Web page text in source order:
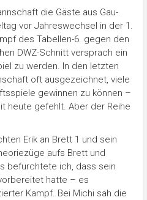
die Gäste aus Gau-
vor Jahreswechsel in der 1.
des Tabellen-6. gegen den
DWZ-Schnitt versprach ein
zu werden. In den letzten
oft ausgezeichnet, viele
gewinnen zu können –
heute gefehlt. Aber der Reihe
Erik an Brett 1 und sein
aufs Brett und
befürchtete ich, dass sein
hatte – es
Kampf. Bei Michi sah die